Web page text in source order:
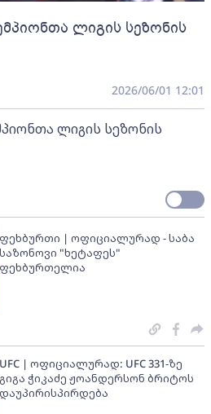
ლიგის სეზონის
2026/06/01 12:01
ლიგის სეზონის
ფეხბურთი | ოფიციალურად - საბა
საზონოვი "ხეტაფეს"
ფეხბურთელია
UFC | ოფიციალურად: UFC 331-ზე
გიგა ჭიკაძე ჟოანდერსონ ბრიტოს
დაუპირისპირდება